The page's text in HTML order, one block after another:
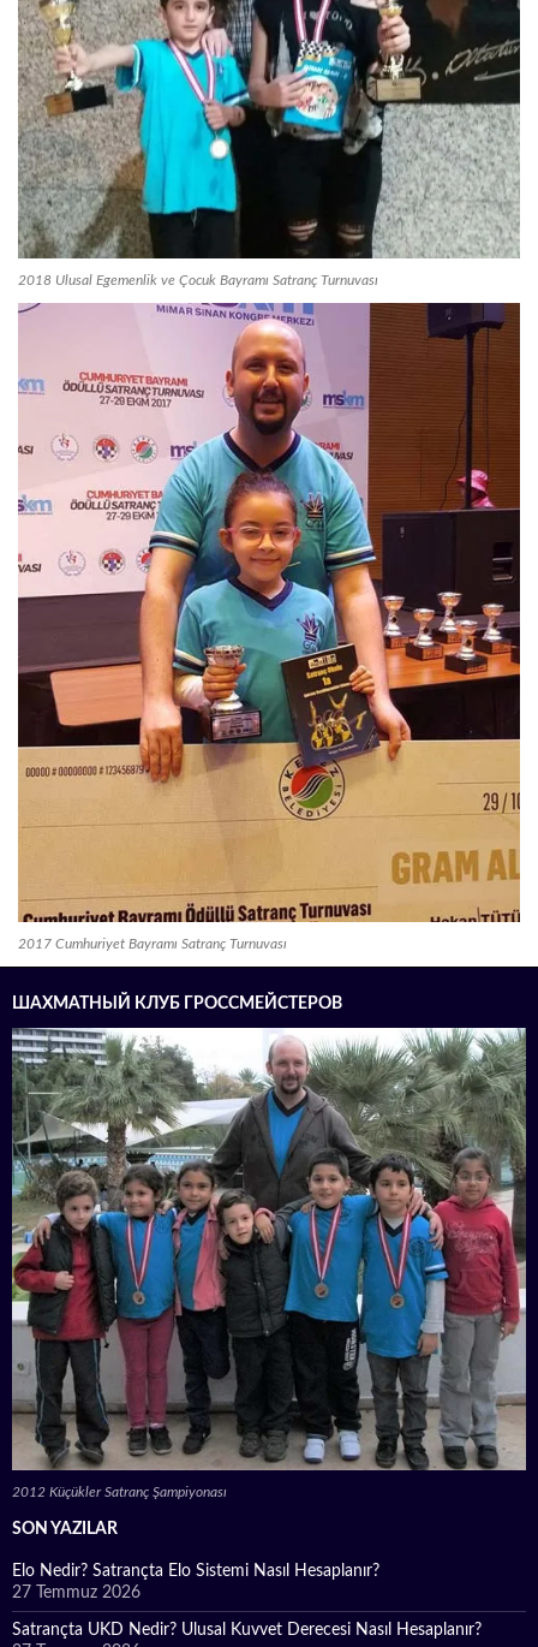
2018 Ulusal Egemenlik ve Çocuk Bayramı Satranç Turnuvası
2017 Cumhuriyet Bayramı Satranç Turnuvası
ШАХМАТНЫЙ КЛУБ ГРОССМЕЙСТЕРОВ
2012 Küçükler Satranç Şampiyonası
SON YAZILAR
Elo Nedir? Satrançta Elo Sistemi Nasıl Hesaplanır?
27 Temmuz 2026
Satrançta UKD Nedir? Ulusal Kuvvet Derecesi Nasıl Hesaplanır?